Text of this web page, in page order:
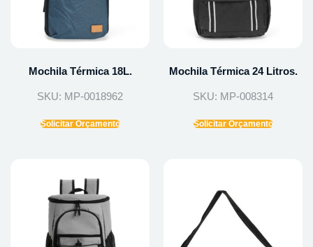
Mochila Térmica 18L.
SKU: MP-0018962
Solicitar Orçamento
Mochila Térmica 24 Litros.
SKU: MP-008314
Solicitar Orçamento